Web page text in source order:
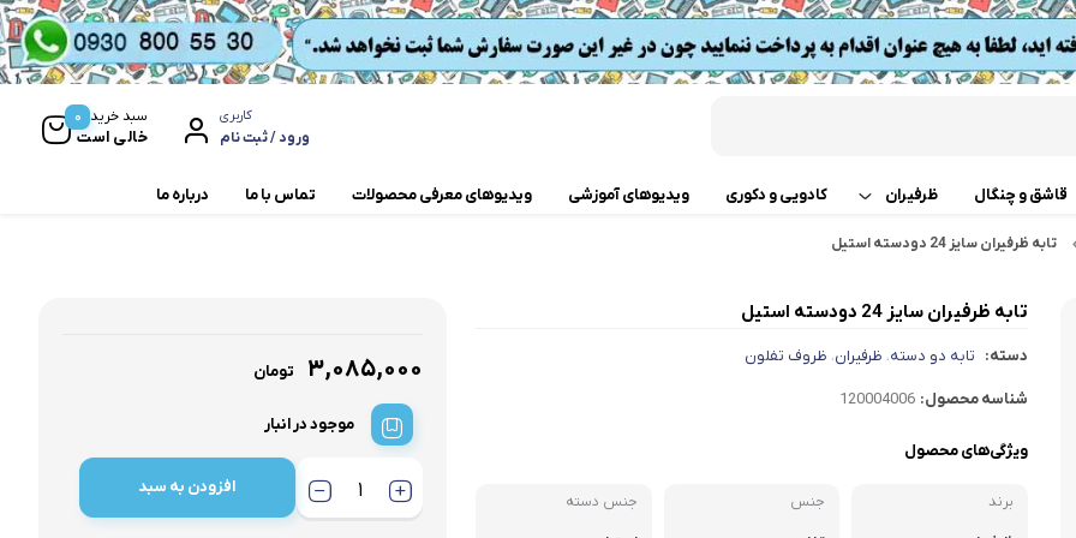
کاربری
ورود / ثبت نام
سبد خرید
خالی است
0
خردکن
قاشق و چنگال ظرفیران
تابه دو دسته
تابه های تک دسته دربدار
کادویی و دکوری ویدیوهای آموزشی ویدیوهای معرفی محصولات تماس با ما درباره ما
تابه ظرفیران سایز 24 دودسته استیل
تابه ظرفیران سایز 24 دودسته استیل
دسته: تابه دو دسته، ظرفیران، ظروف تفلون
شناسه محصول: 120004006
ویژگی‌های محصول
برند جنس جنس دسته
۳,۰۸۵,۰۰۰ تومان
موجود در انبار
افزودن به سبد